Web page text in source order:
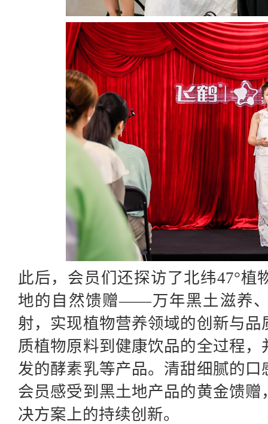
此后，会员们还探访了北纬47°植
地的自然馈赠——万年黑土滋养
射，实现植物营养领域的创新与
质植物原料到健康饮品的全过程
发的酵素乳等产品。清甜细腻的
会员感受到黑土地产品的黄金馈
决方案上的持续创新。